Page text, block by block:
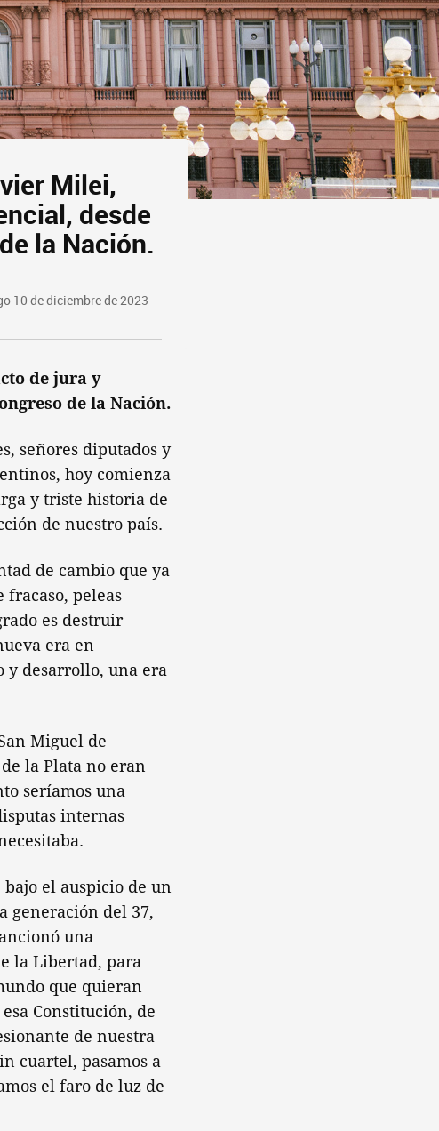
Milei,
desde
la Nación.
10 de diciembre de 2023
de jura y
de la Nación.
señores diputados y
hoy comienza
y triste historia de
de nuestro país.
de cambio que ya
fracaso, peleas
es destruir
era en
y desarrollo, una era
Miguel de
la Plata no eran
seríamos una
internas
el auspicio de un
generación del 37,
una
la Libertad, para
que quieran
Constitución, de
de nuestra
cuartel, pasamos a
el faro de luz de